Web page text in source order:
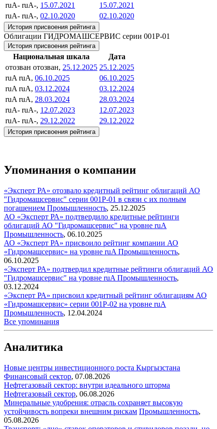
ruA- ruA-, 15.07.2021
15.07.2021
ruA- ruA-, 02.10.2020 02.10.2020
История присвоения рейтинга
Облигации ГИДРОМАШСЕРВИС серии 001Р-01
История присвоения рейтинга
Национальная шкала
Дата
отозван отозван, 25.12.2025 25.12.2025
ruA ruA, 06.10.2025
06.10.2025
ruA ruA, 03.12.2024
03.12.2024
ruA ruA, 28.03.2024
28.03.2024
ruA- ruA-, 12.07.2023
12.07.2023
ruA- ruA-, 29.12.2022 29.12.2022
История присвоения рейтинга
Упоминания о компании
«Эксперт РА» отозвало кредитный рейтинг облигаций АО
"Гидромашсервис" серии 001Р-01 в связи с их полным
погашением Промышленность, 25.12.2025
АО «Эксперт РА» подтвердило кредитные рейтинги
облигаций АО "Гидромашсервис" на уровне ruA
Промышленность, 06.10.2025
АО «Эксперт РА» присвоило рейтинг компании АО
«Гидромашсервис» на уровне ruA Промышленность,
06.10.2025
«Эксперт РА» подтвердил кредитные рейтинги облигаций АО
"Гидромашсервис" на уровне ruA Промышленность,
03.12.2024
«Эксперт РА» присвоил кредитный рейтинг облигациям АО
«Гидромашсервис» серии 001Р-02 на уровне ruA
Промышленность, 12.04.2024
Все упоминания
Аналитика
Новые центры инвестиционного роста Кыргызстана
Финансовый сектор, 07.08.2026
Нефтегазовый сектор: внутри идеального шторма
Нефтегазовый сектор, 06.08.2026
Минеральные удобрения: отрасль сохраняет высокую
устойчивость вопреки внешним рискам Промышленность,
05.08.2026